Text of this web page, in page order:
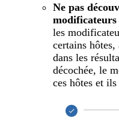
Ne pas
les
certains
dans les
décochée, le
ces hôtes et